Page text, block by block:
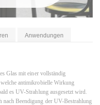
Anwendungen
Glas mit einer vollständig
antimikrobielle Wirkung
es UV-Strahlung ausgesetzt wird.
nach Beendigung der UV-Bestrahlung